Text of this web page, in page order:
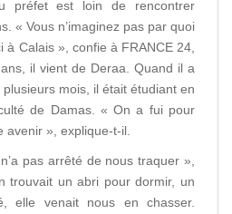
préfet est loin de rencontrer
« Vous n’imaginez pas par quoi
à Calais », confie à FRANCE 24,
il vient de Deraa. Quand il a
mois, il était étudiant en
de Damas. « On a fui pour
», explique-t-il.
pas arrêté de nous traquer »,
trouvait un abri pour dormir, un
elle venait nous en chasser.